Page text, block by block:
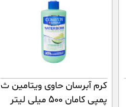
کرم آبرسان حاوی ویتامین ث
پمپی کامان 500 میلی لیتر